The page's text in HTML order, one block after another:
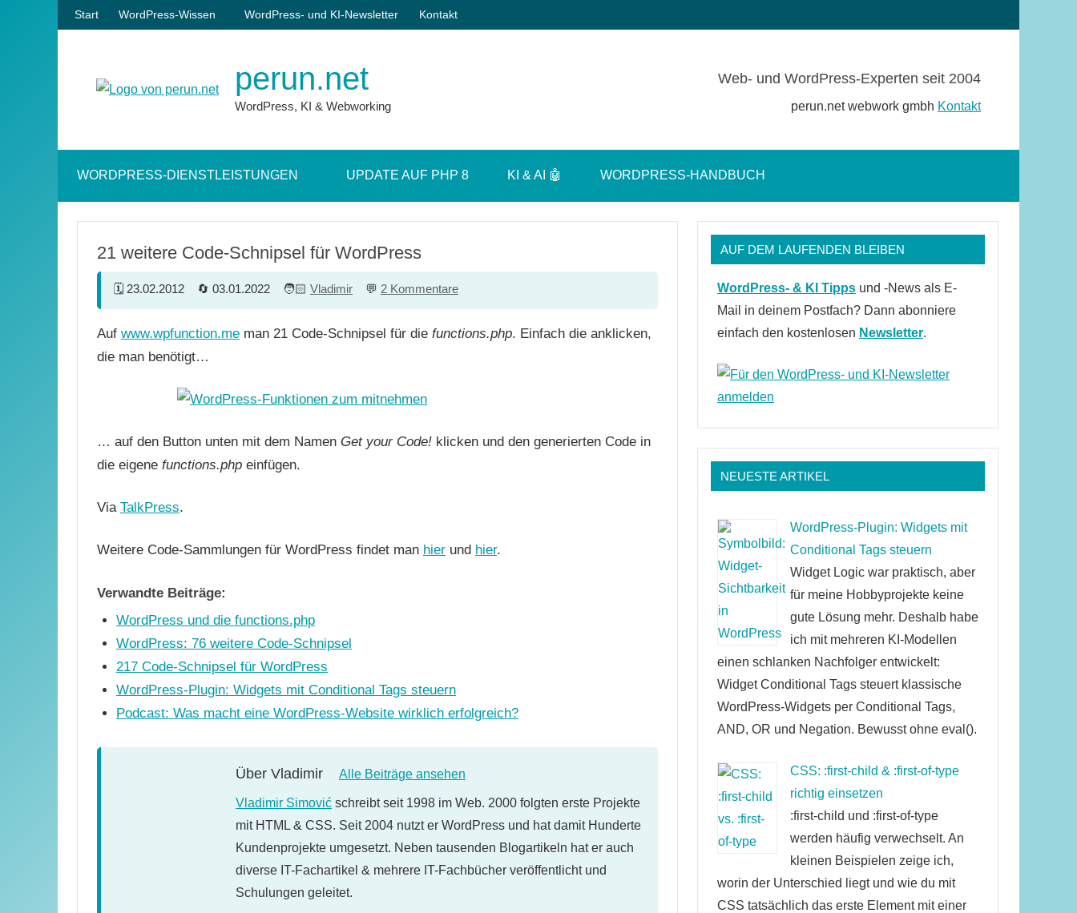
Zum
Inhalt
Start WordPress-Wissen WordPress- und KI-Newsletter Kontakt
perun.net
WordPress, KI & Webworking
Web- und WordPress-Experten seit 2004
perun.net webwork gmbh Kontakt
öffnen
WORDPRESS-DIENSTLEISTUNGEN UPDATE AUF PHP 8 KI & AI 🤖 WORDPRESS-HANDBUCH
21 weitere Code-Schnipsel für WordPress
23.02.2012 03.01.2022 Vladimir 2 Kommentare
Auf www.wpfunction.me man 21 Code-Schnipsel für die functions.php. Einfach die anklicken,
die man benötigt…
… auf den Button unten mit dem Namen Get your Code! klicken und den generierten Code in
die eigene functions.php einfügen.
Via TalkPress.
Weitere Code-Sammlungen für WordPress findet man hier und hier.
Verwandte Beiträge:
WordPress und die functions.php
WordPress: 76 weitere Code-Schnipsel
217 Code-Schnipsel für WordPress
WordPress-Plugin: Widgets mit Conditional Tags steuern
Podcast: Was macht eine WordPress-Website wirklich erfolgreich?
Über Vladimir Alle Beiträge ansehen
Vladimir Simović schreibt seit 1998 im Web. 2000 folgten erste Projekte
mit HTML & CSS. Seit 2004 nutzt er WordPress und hat damit Hunderte
Kundenprojekte umgesetzt. Neben tausenden Blogartikeln hat er auch
diverse IT-Fachartikel & mehrere IT-Fachbücher veröffentlicht und
Schulungen geleitet.
AUF DEM LAUFENDEN BLEIBEN
WordPress- & KI Tipps und -News als E-
Mail in deinem Postfach? Dann abonniere
einfach den kostenlosen Newsletter.
NEUESTE ARTIKEL
WordPress-Plugin: Widgets mit
Conditional Tags steuern
Widget Logic war praktisch, aber
für meine Hobbyprojekte keine
gute Lösung mehr. Deshalb habe
ich mit mehreren KI-Modellen
einen schlanken Nachfolger entwickelt:
Widget Conditional Tags steuert klassische
WordPress-Widgets per Conditional Tags,
AND, OR und Negation. Bewusst ohne eval().
CSS: :first-child & :first-of-type
richtig einsetzen
:first-child und :first-of-type
werden häufig verwechselt. An
kleinen Beispielen zeige ich,
worin der Unterschied liegt und wie du mit
CSS tatsächlich das erste Element mit einer